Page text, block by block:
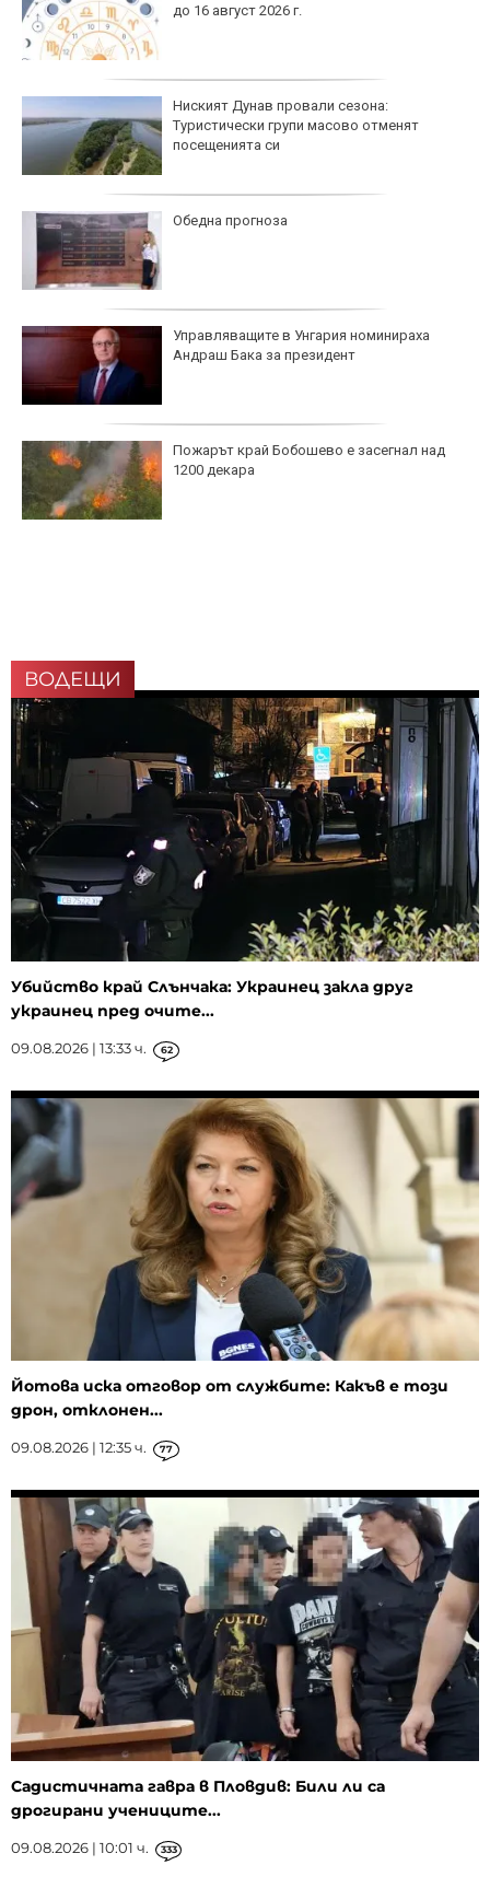
до 16 август 2026 г.
Ниският Дунав провали сезона:
Туристически групи масово отменят
посещенията си
Обедна прогноза
Управляващите в Унгария номинираха
Андраш Бака за президент
Пожарът край Бобошево е засегнал над
1200 декара
ВОДЕЩИ
Убийство край Слънчака: Украинец закла друг
украинец пред очите...
09.08.2026 | 13:33 ч. 62
Йотова иска отговор от службите: Какъв е този
дрон, отклонен...
09.08.2026 | 12:35 ч. 77
Садистичната гавра в Пловдив: Били ли са
дрогирани учениците...
09.08.2026 | 10:01 ч. 333